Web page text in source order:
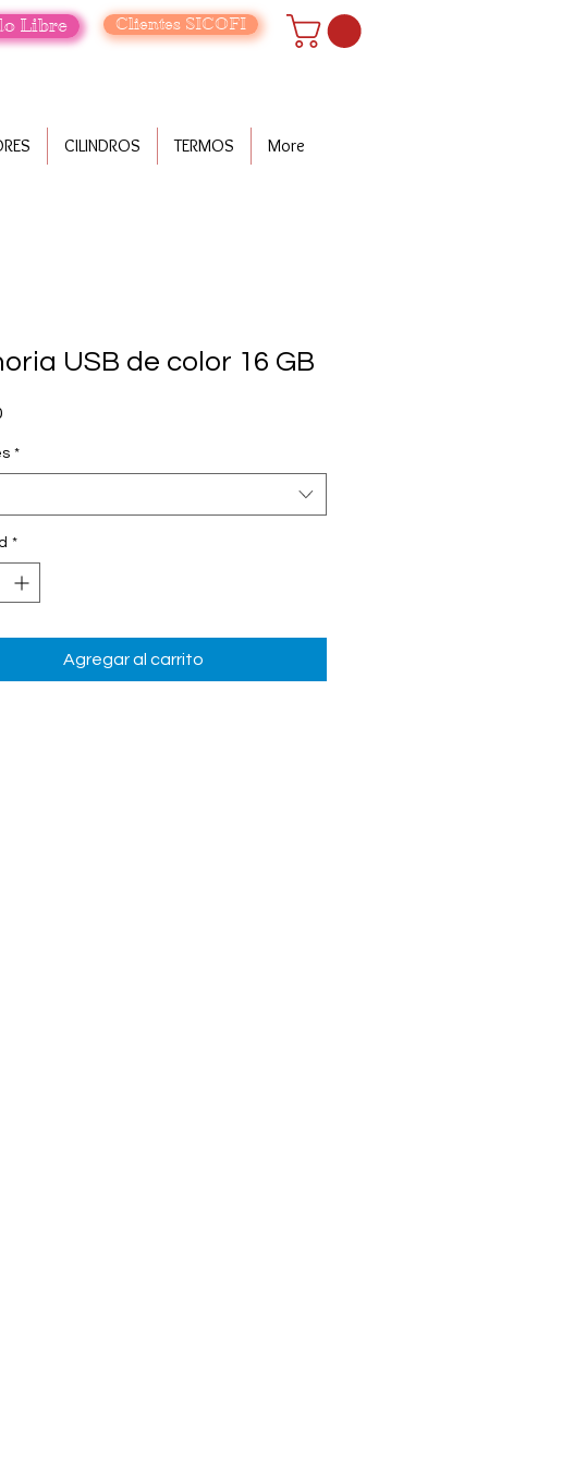
Libre Clientes SICOFI
CILINDROS TERMOS More
USB de color 16 GB
*
*
Agregar al carrito